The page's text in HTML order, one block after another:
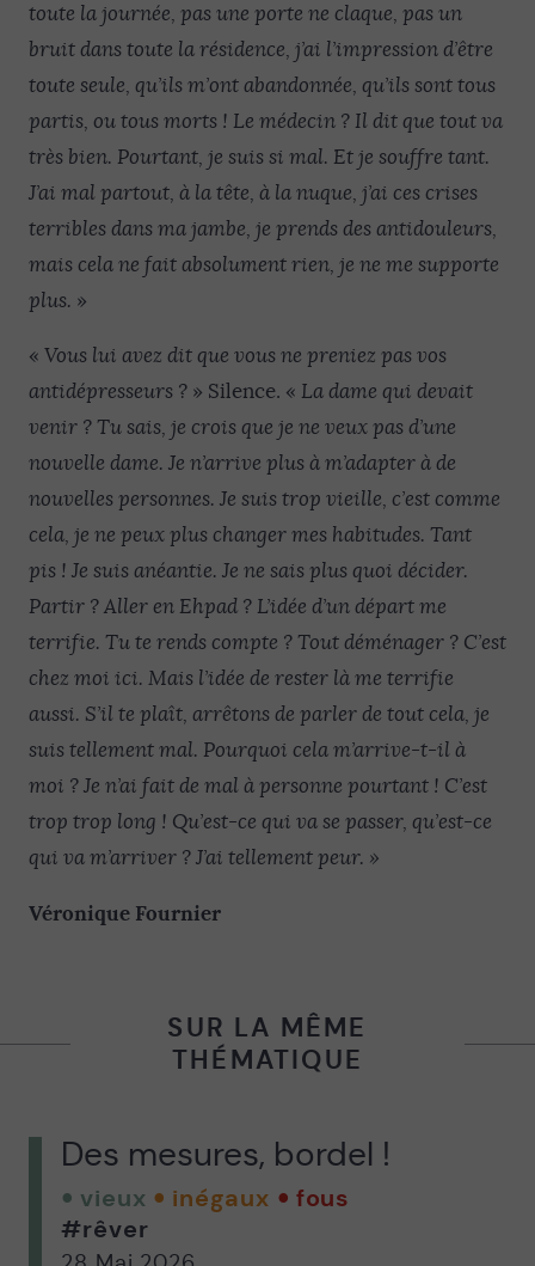
toute la journée, pas une porte ne claque, pas un
bruit dans toute la résidence, j’ai l’impression d’être
toute seule, qu’ils m’ont abandonnée, qu’ils sont tous
partis, ou tous morts ! Le médecin ? Il dit que tout va
très bien. Pourtant, je suis si mal. Et je souffre tant.
J’ai mal partout, à la tête, à la nuque, j’ai ces crises
terribles dans ma jambe, je prends des antidouleurs,
mais cela ne fait absolument rien, je ne me supporte
plus. »
« Vous lui avez dit que vous ne preniez pas vos
antidépresseurs ? » Silence. « La dame qui devait
venir ? Tu sais, je crois que je ne veux pas d’une
nouvelle dame. Je n’arrive plus à m’adapter à de
nouvelles personnes. Je suis trop vieille, c’est comme
cela, je ne peux plus changer mes habitudes. Tant
pis ! Je suis anéantie. Je ne sais plus quoi décider.
Partir ? Aller en Ehpad ? L’idée d’un départ me
terrifie. Tu te rends compte ? Tout déménager ? C’est
chez moi ici. Mais l’idée de rester là me terrifie
aussi. S’il te plaît, arrêtons de parler de tout cela, je
suis tellement mal. Pourquoi cela m’arrive-t-il à
moi ? Je n’ai fait de mal à personne pourtant ! C’est
trop trop long ! Qu’est-ce qui va se passer, qu’est-ce
qui va m’arriver ? J’ai tellement peur. »
Véronique Fournier
SUR LA MÊME
THÉMATIQUE
Des mesures, bordel !
vieux inégaux
fous
#rêver